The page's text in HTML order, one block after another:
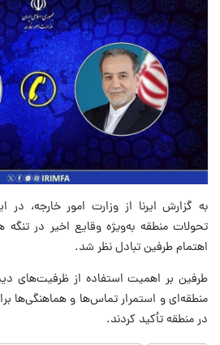
به گزارش ایرنا از وزارت امور خارجه،
تحولات منطقه به‌ویژه‌ وقایع اخیر در
اهتمام طرفین تبادل نظر شد.
طرفین بر اهمیت استفاده از ظرفیت‌های
منطقه‌ای و استمرار تماس‌ها و هماهنگی‌ها
در منطقه تأکید کردند.